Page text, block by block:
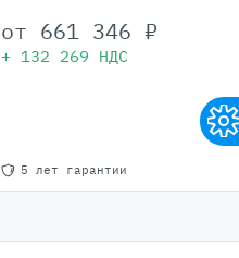
5 лет гарантии
от 661 346 ₽
+ 132 269 НДС